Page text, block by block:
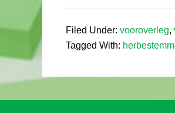
Filed Under: vooroverleg,
Tagged With: